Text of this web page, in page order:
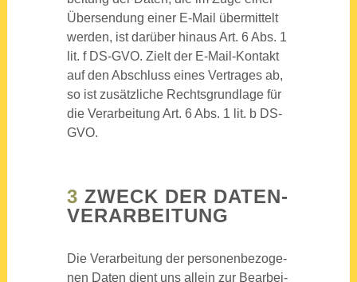
Über­sen­dung einer E‑Mail über­mit­telt
wer­den, ist dar­über hin­aus Art. 6 Abs. 1
lit. f DS-GVO. Zielt der E‑Mail-Kon­takt
auf den Abschluss eines Ver­tra­ges ab,
so ist zusätz­li­che Rechts­grund­la­ge für
die Ver­ar­bei­tung Art. 6 Abs. 1 lit. b DS-
GVO.
3 ZWECK DER DATEN­
VER­AR­BEI­TUNG
Die Ver­ar­bei­tung der per­so­nen­be­zo­ge­
nen Daten dient uns allein zur Bear­bei­